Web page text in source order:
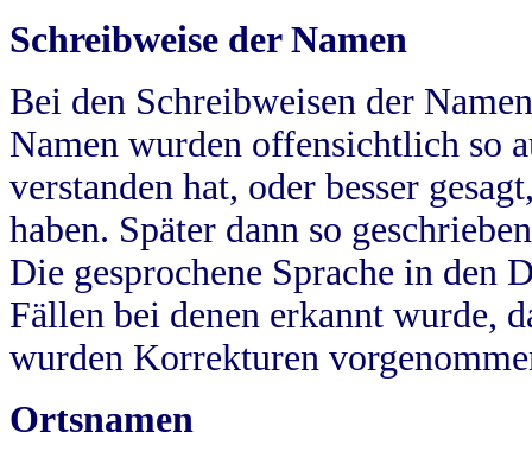
Schreibweise der Namen
Bei den Schreibweisen der
Namen wurden offensichtlich so
verstanden hat, oder besser
haben. Später dann so
Die gesprochene Sprache in
Fällen bei denen erkannt wurde,
wurden Korrekturen
Ortsnamen